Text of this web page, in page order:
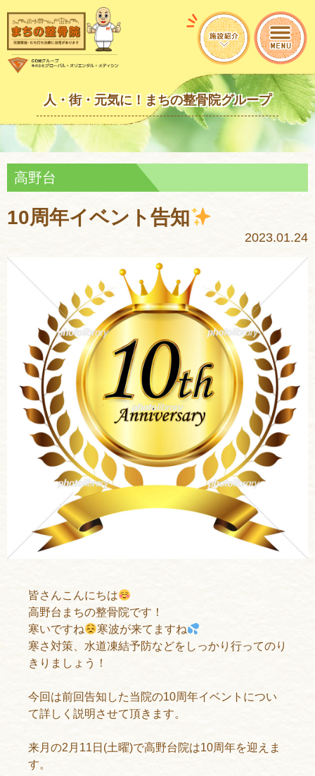
人・街・元気に！まちの整骨院グループ
高野台
10周年イベント告知
2023.01.24
皆さんこんにちは
高野台まちの整骨院です！
寒いですね
寒波が来てますね
寒さ対策、水道凍結予防などをしっかり行ってのり
きりましょう！
今回は前回告知した当院の10周年イベントについ
て詳しく説明させて頂きます。
来月の2月11日(土曜)で高野台院は10周年を迎えま
す。